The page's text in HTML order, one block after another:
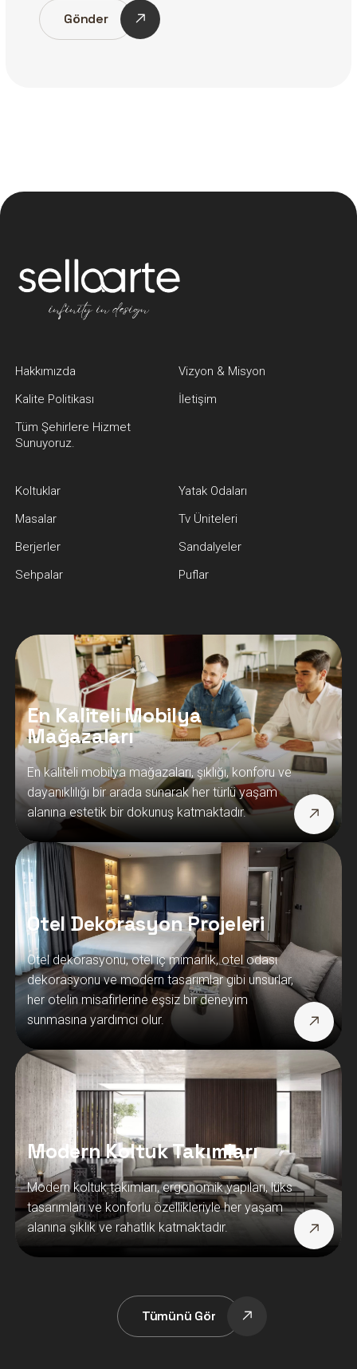
Gönder
Hakkımızda
Vizyon & Misyon
Kalite Politikası
İletişim
Tüm Şehirlere Hizmet
Sunuyoruz.
Koltuklar
Yatak Odaları
Masalar
Tv Üniteleri
Berjerler
Sandalyeler
Sehpalar
Puflar
En Kaliteli Mobilya
Mağazaları
En kaliteli mobilya mağazaları, şıklığı, konforu ve
dayanıklılığı bir arada sunarak her türlü yaşam
alanına estetik bir dokunuş katmaktadır.
Otel Dekorasyon Projeleri
Otel dekorasyonu, otel iç mimarlık, otel odası
dekorasyonu ve modern tasarımlar gibi unsurlar,
her otelin misafirlerine eşsiz bir deneyim
sunmasına yardımcı olur.
Modern Koltuk Takımları
Modern koltuk takımları, ergonomik yapıları, lüks
tasarımları ve konforlu özellikleriyle her yaşam
alanına şıklık ve rahatlık katmaktadır.
Tümünü Gör